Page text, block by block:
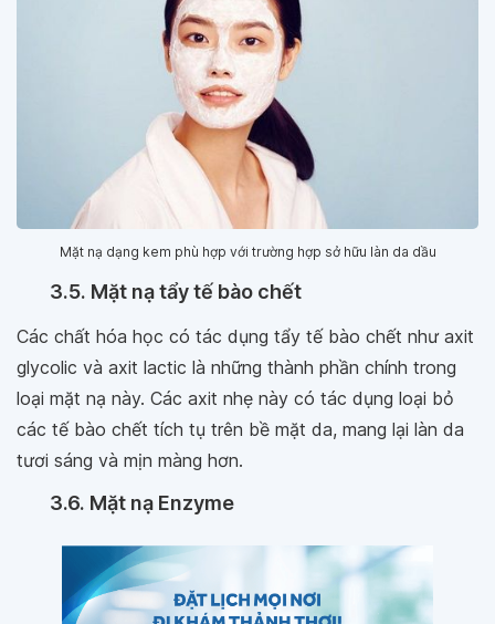
Mặt nạ dạng kem phù hợp với trường hợp sở hữu làn da dầu
3.5. Mặt nạ tẩy tế bào chết
Các chất hóa học có tác dụng tẩy tế bào chết như axit
glycolic và axit lactic là những thành phần chính trong
loại mặt nạ này. Các axit nhẹ này có tác dụng loại bỏ
các tế bào chết tích tụ trên bề mặt da, mang lại làn da
tươi sáng và mịn màng hơn.
3.6. Mặt nạ Enzyme